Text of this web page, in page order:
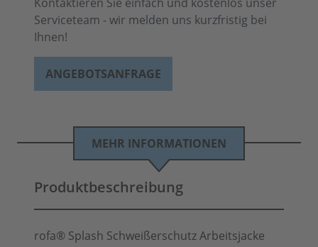
Serviceteam - wir melden uns kurzfristig bei
Ihnen!
ANGEBOTSANFRAGE
MEHR INFORMATIONEN
Produktbeschreibung
rofa® Splash Schweißerschutz Arbeitsjacke